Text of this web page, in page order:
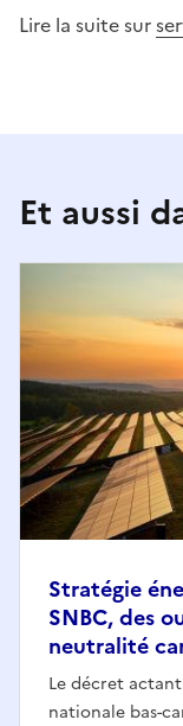
Lire la suite sur
Et aussi
Stratégie
SNBC, des
neutralité
Le décret
nationale bas-